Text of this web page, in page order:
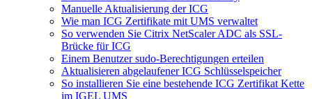
Manuelle Aktualisierung der ICG
Wie man ICG Zertifikate mit UMS verwaltet
So verwenden Sie Citrix NetScaler ADC als SSL-
Brücke für ICG
Einem Benutzer sudo-Berechtigungen erteilen
Aktualisieren abgelaufener ICG Schlüsselspeicher
So installieren Sie eine bestehende ICG Zertifikat Kette
im IGEL UMS